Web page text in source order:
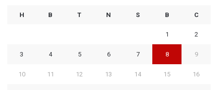
H B T N S B C
1 2
3 4 5 6 7 8 9
10 11 12 13 14 15 16